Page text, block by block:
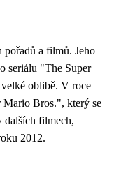
pořadů a filmů. Jeho
seriálu "The Super
oblibě. V roce
Mario Bros.", který se
dalších filmech,
2012.